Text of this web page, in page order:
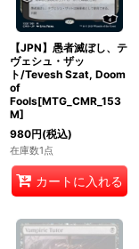
【JPN】愚者滅ぼし、テ
ヴェシュ・ザッ
ト/Tevesh Szat, Doom
of
Fools[MTG_CMR_153
M]
980円(税込)
在庫数1点
カートに入れる